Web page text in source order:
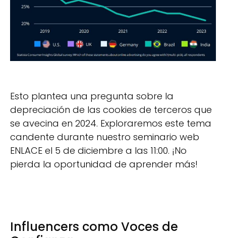
Esto plantea una pregunta sobre la
depreciación de las cookies de terceros que
se avecina en 2024. Exploraremos este tema
candente durante nuestro seminario web
ENLACE el 5 de diciembre a las 11:00. ¡No
pierda la oportunidad de aprender más!
Influencers como Voces de